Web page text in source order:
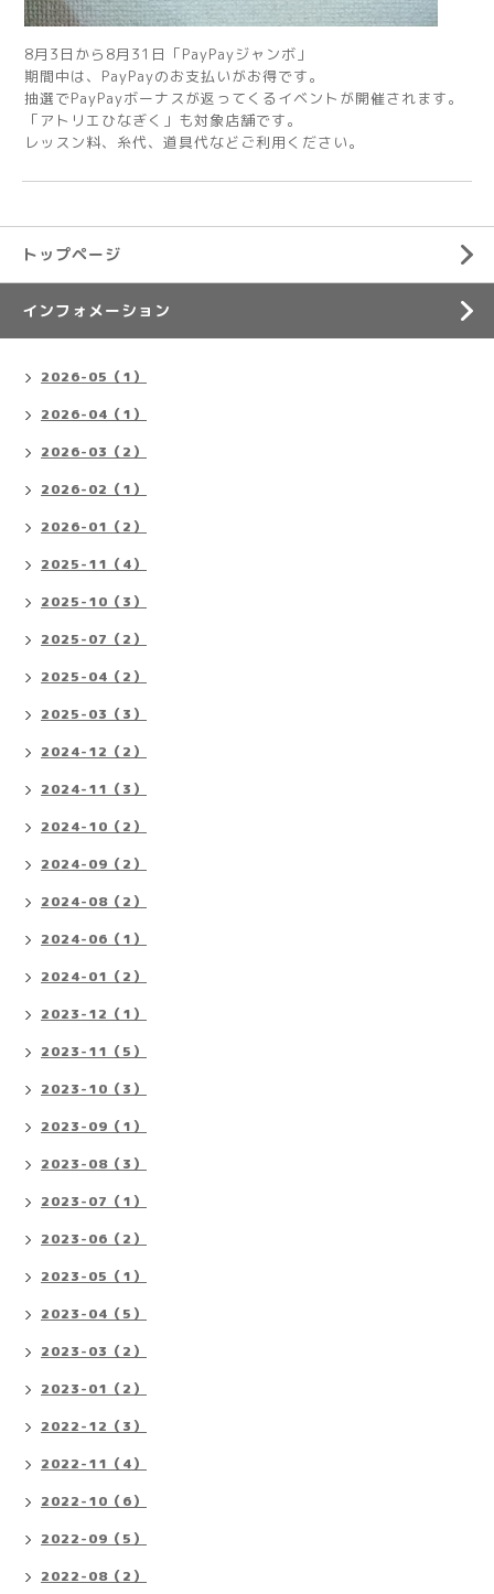
8月3日から8月31日「PayPayジャンボ」
期間中は、PayPayのお支払いがお得です。
抽選でPayPayボーナスが返ってくるイベントが開催されます。
「アトリエひなぎく」も対象店舗です。
レッスン料、糸代、道具代などご利用ください。
トップページ
インフォメーション
2026-05（1）
2026-04（1）
2026-03（2）
2026-02（1）
2026-01（2）
2025-11（4）
2025-10（3）
2025-07（2）
2025-04（2）
2025-03（3）
2024-12（2）
2024-11（3）
2024-10（2）
2024-09（2）
2024-08（2）
2024-06（1）
2024-01（2）
2023-12（1）
2023-11（5）
2023-10（3）
2023-09（1）
2023-08（3）
2023-07（1）
2023-06（2）
2023-05（1）
2023-04（5）
2023-03（2）
2023-01（2）
2022-12（3）
2022-11（4）
2022-10（6）
2022-09（5）
2022-08（2）